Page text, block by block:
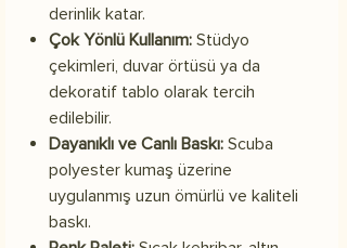
derinlik katar.
Çok Yönlü Kullanım: Stüdyo
çekimleri, duvar örtüsü ya da
dekoratif tablo olarak tercih
edilebilir.
Dayanıklı ve Canlı Baskı: Scuba
polyester kumaş üzerine
uygulanmış uzun ömürlü ve kaliteli
baskı.